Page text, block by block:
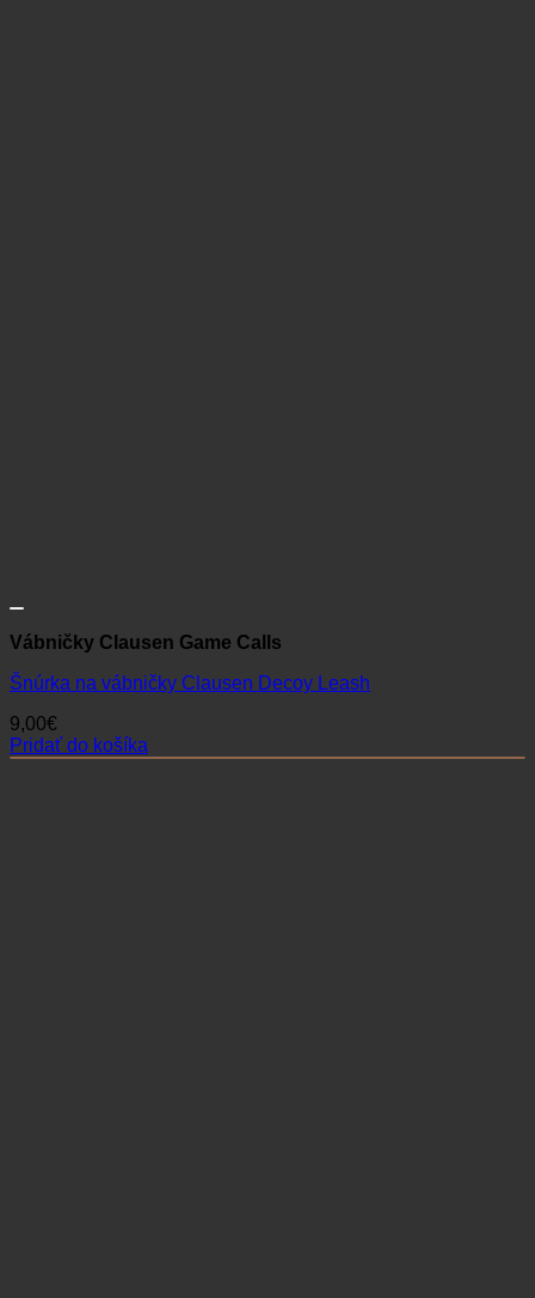
Vábničky Clausen Game Calls
Šnúrka na vábničky Clausen Decoy Leash
9,00€
Pridať do košíka